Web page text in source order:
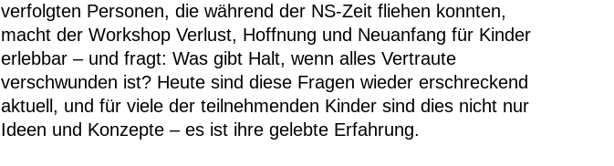
verfolgten Personen, die während der NS-Zeit fliehen konnten,
macht der Workshop Verlust, Hoffnung und Neuanfang für Kinder
erlebbar – und fragt: Was gibt Halt, wenn alles Vertraute
verschwunden ist? Heute sind diese Fragen wieder erschreckend
aktuell, und für viele der teilnehmenden Kinder sind dies nicht nur
Ideen und Konzepte – es ist ihre gelebte Erfahrung.